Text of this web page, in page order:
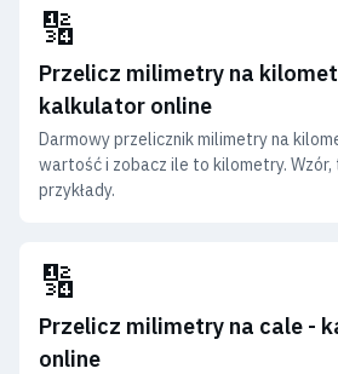
🔢
Przelicz milimetry na
kalkulator online
Darmowy przelicznik milimetry na
wartość i zobacz ile to kilometry. Wzór,
przykłady.
🔢
Przelicz milimetry na cale -
online